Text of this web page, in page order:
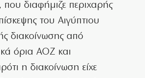
διαφήμιζε περιχαρής
του Αιγύπτιου
διακοίνωσης από
όρια ΑΟΖ και
η διακοίνωση είχε